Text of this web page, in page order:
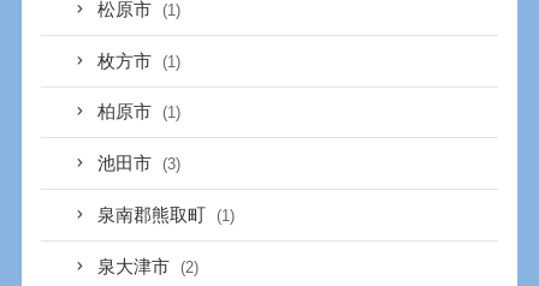
松原市 (1)
枚方市 (1)
柏原市 (1)
池田市 (3)
泉南郡熊取町 (1)
泉大津市 (2)